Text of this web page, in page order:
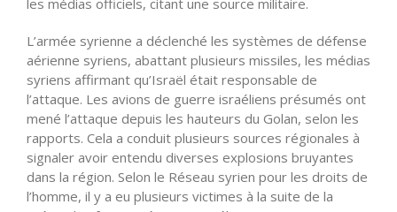
les médias officiels, citant une source militaire.
L’armée syrienne a déclenché les systèmes de défense
aérienne syriens, abattant plusieurs missiles, les médias
syriens affirmant qu’Israël était responsable de
l’attaque. Les avions de guerre israéliens présumés ont
mené l’attaque depuis les hauteurs du Golan, selon les
rapports. Cela a conduit plusieurs sources régionales à
signaler avoir entendu diverses explosions bruyantes
dans la région. Selon le Réseau syrien pour les droits de
l’homme, il y a eu plusieurs victimes à la suite de la